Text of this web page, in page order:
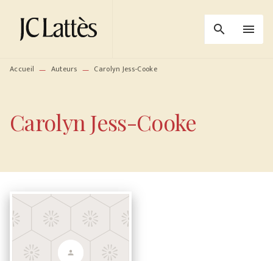
MENU RECHERCHE
PIED DE PAGE
search menu
Accueil — Auteurs — Carolyn Jess-Cooke
Carolyn Jess-Cooke